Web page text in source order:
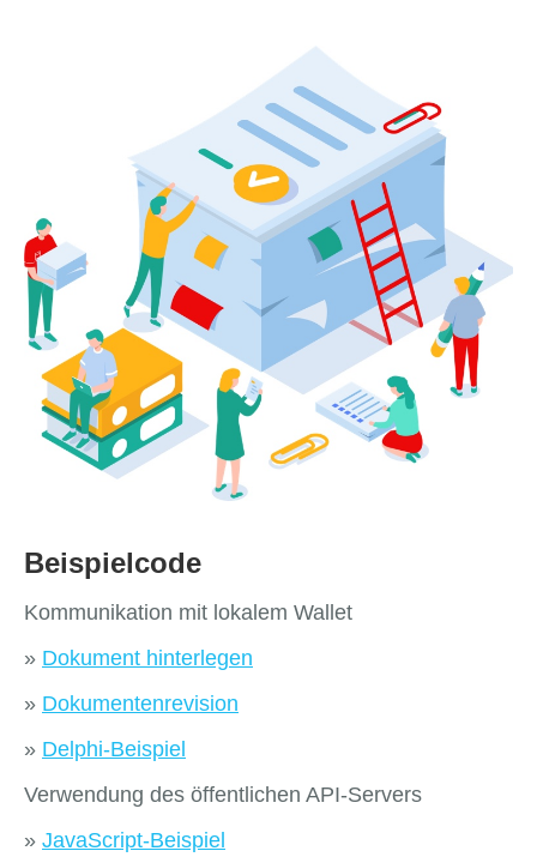
Beispielcode
Kommunikation mit lokalem Wallet
» Dokument hinterlegen
» Dokumentenrevision
» Delphi-Beispiel
Verwendung des öffentlichen API-Servers
» JavaScript-Beispiel